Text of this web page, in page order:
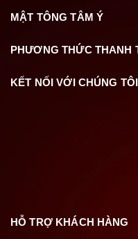
MẬT TÔNG TÂM Ý
PHƯƠNG THỨC THANH
KẾT NỐI VỚI CHÚNG TÔI
HỖ TRỢ KHÁCH HÀNG